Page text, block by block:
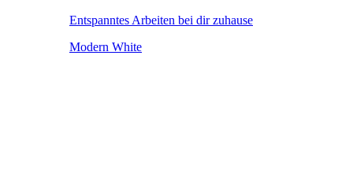
Entspanntes Arbeiten bei dir zuhause
Modern White